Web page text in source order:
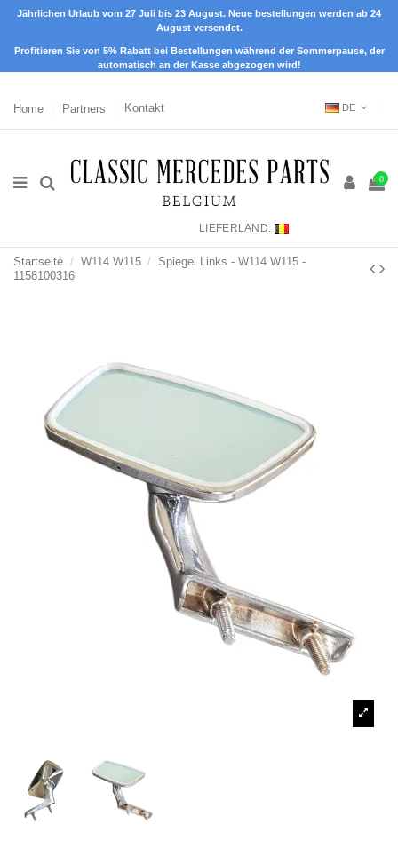
Jährlichen Urlaub vom 27 Juli bis 23 August. Neue bestellungen werden ab 24
August versendet.
Profitieren Sie von 5% Rabatt bei Bestellungen während der Sommerpause, der
automatisch an der Kasse abgezogen wird!
Home Partners Kontakt DE
0
LIEFERLAND:
Startseite W114 W115
Spiegel Links - W114 W115 -
1158100316